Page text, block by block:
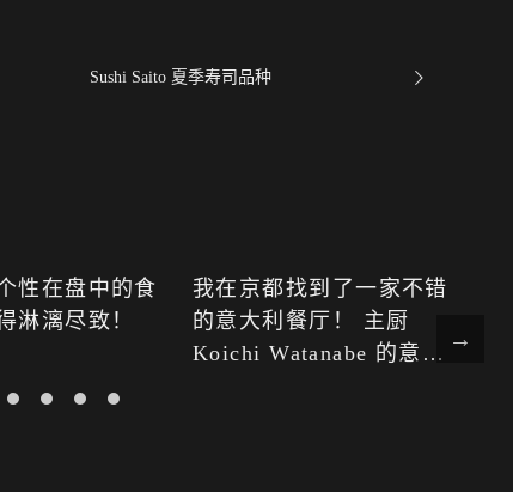
Sushi Saito 夏季寿司品种
性在盘中的食
淋漓尽致！
我在京都找到了一家不错
的意大利餐厅！ 主厨
Koichi Watanabe 的意大